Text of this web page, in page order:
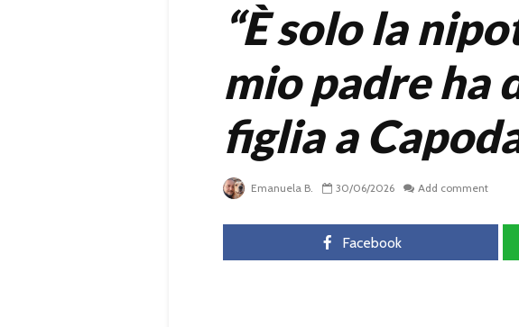
“È solo la
mio padre ha
figlia a
Emanuela B. 30/06/2026 Add comment
Facebook